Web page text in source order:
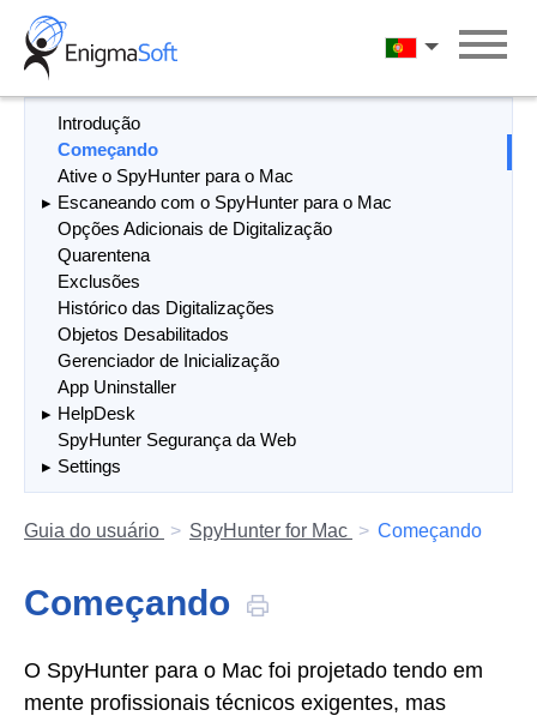
Skip
content
Português
Introdução
Começando
Ative o SpyHunter para o Mac
Escaneando com o SpyHunter para o Mac
Opções Adicionais de Digitalização
Quarentena
Exclusões
Histórico das Digitalizações
Objetos Desabilitados
Gerenciador de Inicialização
App Uninstaller
HelpDesk
SpyHunter Segurança da Web
Settings
Guia do usuário SpyHunter for Mac Começando
Começando
O SpyHunter para o Mac foi projetado tendo em
mente profissionais técnicos exigentes, mas